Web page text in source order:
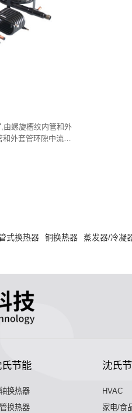
由螺旋槽纹内管和外
外套管环隙中流动
式换热器 铜换热器 蒸发器/冷凝
氏节能
换热器
换热器
沈氏
HVAC
家电/食